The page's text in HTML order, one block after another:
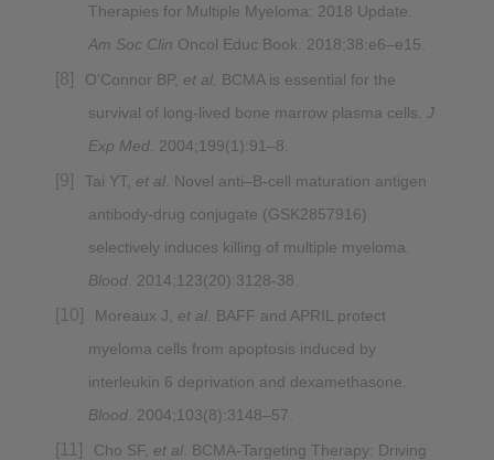
Therapies for Multiple Myeloma: 2018 Update.
Am Soc Clin Oncol Educ Book. 2018;38:e6–e15.
O'Connor BP, et al. BCMA is essential for the
survival of long-lived bone marrow plasma cells. J
Exp Med . 2004;199(1):91–8.
Tai YT, et al . Novel anti–B-cell maturation antigen
antibody-drug conjugate (GSK2857916)
selectively induces killing of multiple myeloma.
Blood . 2014;123(20):3128-38.
Moreaux J, et al . BAFF and APRIL protect
myeloma cells from apoptosis induced by
interleukin 6 deprivation and dexamethasone.
Blood . 2004;103(8):3148–57.
Cho SF, et al . BCMA-Targeting Therapy: Driving